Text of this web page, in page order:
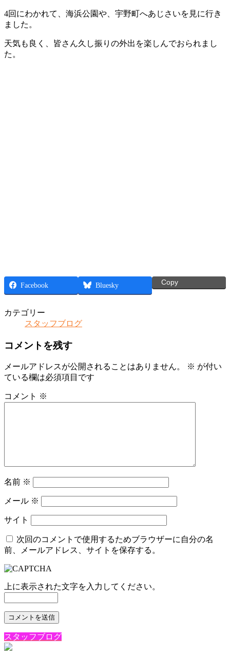
4回にわかれて、海浜公園や、宇野町へあじさいを見に行き
ました。
天気も良く、皆さん久し振りの外出を楽しんでおられまし
た。
Facebook Bluesky Copy
カテゴリー
スタッフブログ
コメントを残す
メールアドレスが公開されることはありません。 ※ が付い
ている欄は必須項目です
コメント ※
名前 ※
メール ※
サイト
次回のコメントで使用するためブラウザーに自分の名
前、メールアドレス、サイトを保存する。
上に表示された文字を入力してください。
スタッフブログ